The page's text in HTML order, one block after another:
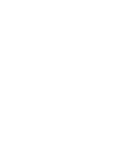
por parte del
volvió a estar a
sede episcopal de la
de la Madre de
parte integrante de la
rusa, tanto a nivel
especialmente por
que acoge